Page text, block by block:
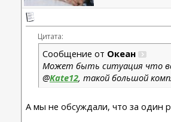
Цитата:
Сообщение от Океан
Может быть ситуация что
@Kate12, такой большой
А мы не обсуждали, что за один